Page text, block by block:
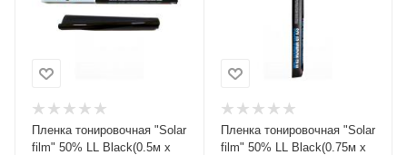
Пленка тонировочная "Solar
film" 50% LL Black(0.5м x
Пленка тонировочная "Solar
film" 50% LL Black(0.75м x